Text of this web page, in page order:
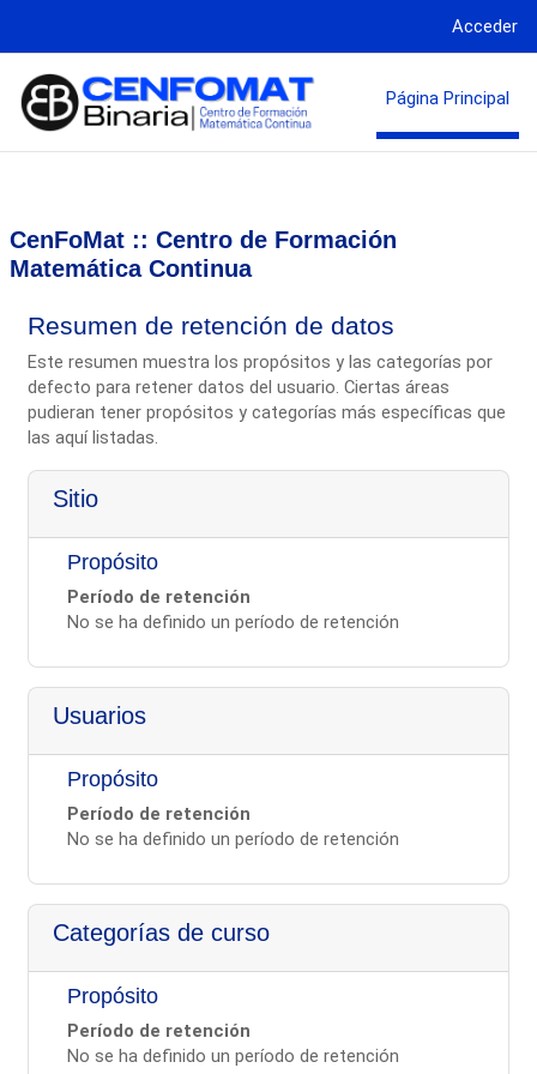
Acceder
Página Principal
CenFoMat :: Centro de Formación
Matemática Continua
Resumen de retención de datos
Este resumen muestra los propósitos y las categorías por
defecto para retener datos del usuario. Ciertas áreas
pudieran tener propósitos y categorías más específicas que
las aquí listadas.
Sitio
Propósito
Período de retención
No se ha definido un período de retención
Usuarios
Propósito
Período de retención
No se ha definido un período de retención
Categorías de curso
Propósito
Período de retención
No se ha definido un período de retención